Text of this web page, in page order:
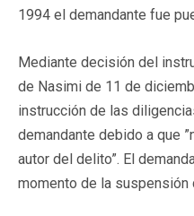
1994 el demandante fue
Mediante decisión del
de Nasimi de 11 de
instrucción de las
demandante debido a que
autor del delito”. El
momento de la suspensión